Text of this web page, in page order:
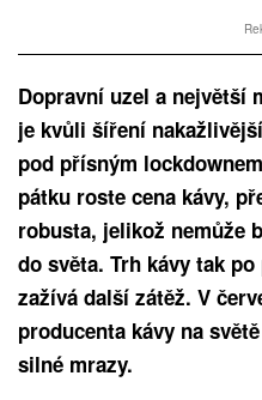
Dopravní uzel a největší
je kvůli šíření
pod přísným
pátku roste cena kávy,
robusta, jelikož nemůže
do světa. Trh kávy tak
zažívá další zátěž. V
producenta kávy na
silné mrazy.